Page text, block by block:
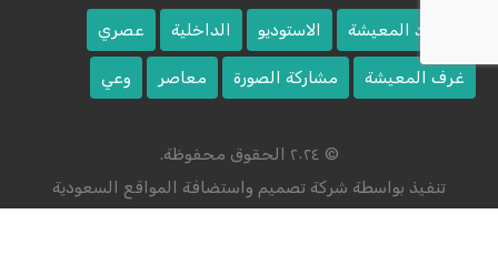
اقتصاد المعيشة الاستوديو الداخلية عصري
غرف المعيشة مشاركة الصورة معاصر وعي
© ٢٠٢٤ الحقوق محفوظة.
تنفيذ بواسطة شركة تصميم واستضافة المواقع السعودية